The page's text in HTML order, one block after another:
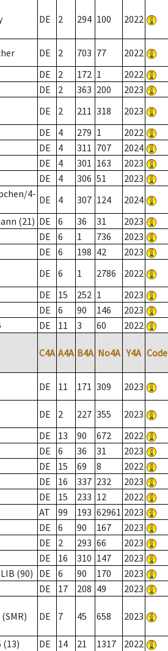
DE 2 294 100 2022
DE 2 703 77 2022
DE 2 172 1 2022
DE 2 363 200 2023
DE 2 211 318 2023
DE 4 279 1 2022
DE 4 311 707 2024
DE 4 301 163 2023
DE 4 306 51 2023
4- DE 4 307 124 2024
(21) DE 6 36 31 2023
DE 6 1 736 2023
DE 6 198 42 2023
DE 6 1 2786 2022
DE 15 252 1 2023
DE 6 90 146 2023
DE 11 3 60 2022
C4A A4A B4A No4A Y4A Code
DE 11 171 309 2023
DE 2 227 355 2023
DE 13 90 672 2022
DE 6 36 31 2023
DE 15 69 8 2022
DE 16 337 232 2023
DE 15 233 12 2022
AT 99 193 62961 2023
DE 6 90 167 2023
DE 2 293 66 2023
DE 16 310 147 2023
(90) DE 6 90 170 2023
DE 17 208 49 2023
DE 7 45 658 2023
(13) DE 14 21 1317 2022